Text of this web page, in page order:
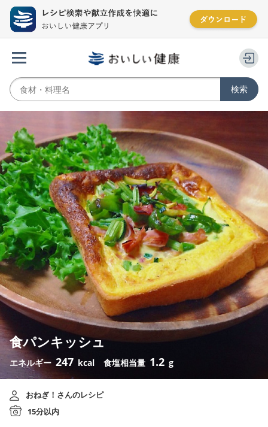
食パンキッシュ
エネルギー 247 kcal 食塩相当量 1.2 g
おねぎ！さんのレシピ
15分以内